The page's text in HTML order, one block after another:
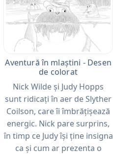
Aventură în mlaștini - Desen
de colorat
Nick Wilde și Judy Hopps
sunt ridicați în aer de Slyther
Coilson, care îi îmbrățișează
energic. Nick pare surprins,
în timp ce Judy își ține insigna
ca și cum ar prezenta o